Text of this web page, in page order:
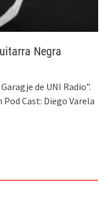
Negra
de UNI Radio”.
Cast: Diego Varela